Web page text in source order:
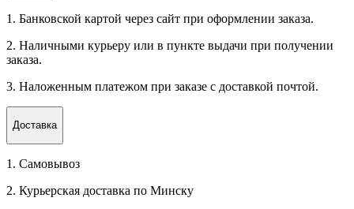
1. Банковской картой через сайт при оформлении заказа.
2. Наличными курьеру или в пункте выдачи при получении
заказа.
3. Наложенным платежом при заказе с доставкой почтой.
Доставка
1. Самовывоз
2. Курьерская доставка по Минску